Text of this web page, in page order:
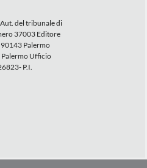
del tribunale di
37003 Editore
90143 Palermo
Palermo Ufficio
P.I.